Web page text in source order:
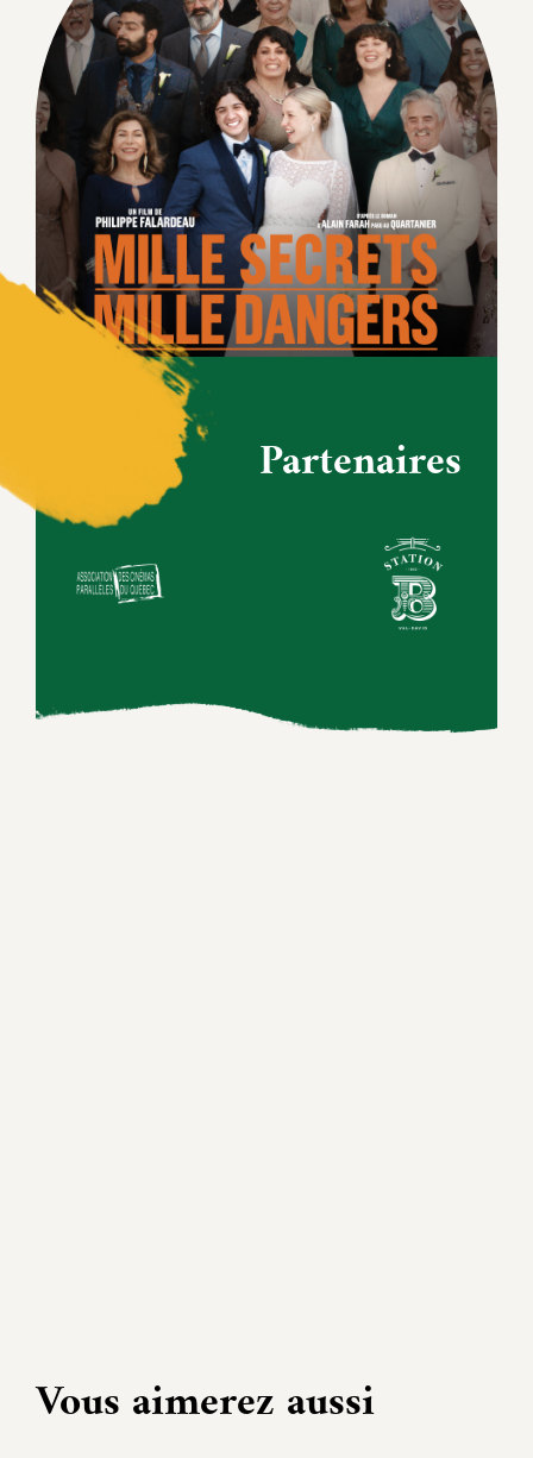
Partenaires
Vous aimerez aussi